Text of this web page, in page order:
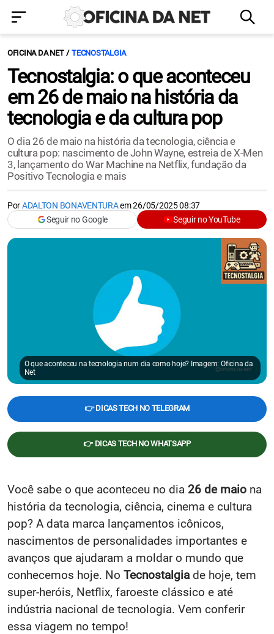
OFICINA DA NET TECNOSTALGIA
Tecnostalgia: o que aconteceu
em 26 de maio na história da
tecnologia e da cultura pop
O dia 26 de maio na história da tecnologia, ciência e
cultura pop: nascimento de John Wayne, estreia de X-Men
3, lançamento do War Machine na Netflix, fundação da
Positivo Tecnologia e mais
PorADALTON BONAVENTURAem26/05/2025 08:37
Seguir no Google
Seguir no YouTube
O que aconteceu na tecnologia num dia como hoje? Imagem: Oficina da
Net
👉 DICAS TECH NO TELEGRAM
👉 DICAS TECH NO WHATSAPP
Você sabe o que aconteceu no dia 26 de maio na
história da tecnologia, ciência, cinema e cultura
pop? A data marca lançamentos icônicos,
nascimentos de personalidades importantes e
avanços que ajudaram a moldar o mundo que
conhecemos hoje. No Tecnostalgia de hoje, tem
super-heróis, Netflix, faroeste clássico e até
indústria nacional de tecnologia. Vem conferir
essa viagem no tempo!